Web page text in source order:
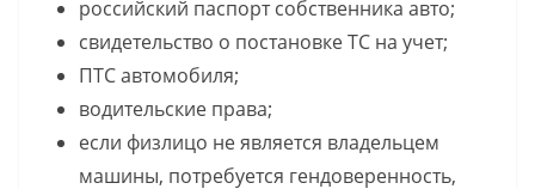
российский паспорт собственника авто;
свидетельство о постановке ТС на учет;
ПТС автомобиля;
водительские права;
если физлицо не является владельцем
машины, потребуется гендоверенность,